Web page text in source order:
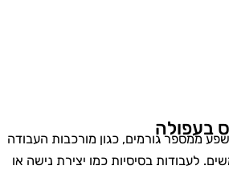
בעפולה
ממספר גורמים, כגון מורכבות העבודה
לעבודות בסיסיות כמו יצירת נישה או